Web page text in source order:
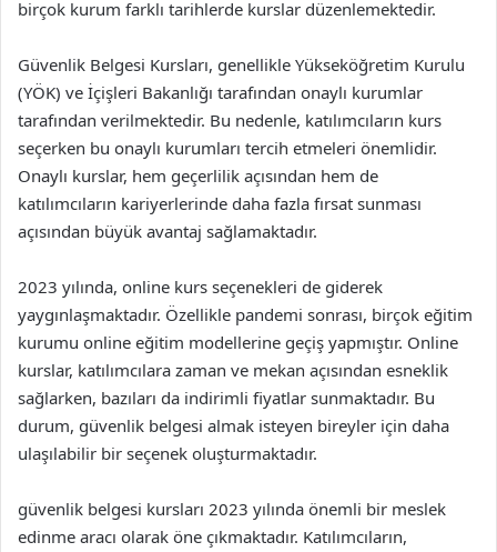
birçok kurum farklı tarihlerde kurslar düzenlemektedir.
Güvenlik Belgesi Kursları, genellikle Yükseköğretim Kurulu
(YÖK) ve İçişleri Bakanlığı tarafından onaylı kurumlar
tarafından verilmektedir. Bu nedenle, katılımcıların kurs
seçerken bu onaylı kurumları tercih etmeleri önemlidir.
Onaylı kurslar, hem geçerlilik açısından hem de
katılımcıların kariyerlerinde daha fazla fırsat sunması
açısından büyük avantaj sağlamaktadır.
2023 yılında, online kurs seçenekleri de giderek
yaygınlaşmaktadır. Özellikle pandemi sonrası, birçok eğitim
kurumu online eğitim modellerine geçiş yapmıştır. Online
kurslar, katılımcılara zaman ve mekan açısından esneklik
sağlarken, bazıları da indirimli fiyatlar sunmaktadır. Bu
durum, güvenlik belgesi almak isteyen bireyler için daha
ulaşılabilir bir seçenek oluşturmaktadır.
güvenlik belgesi kursları 2023 yılında önemli bir meslek
edinme aracı olarak öne çıkmaktadır. Katılımcıların,